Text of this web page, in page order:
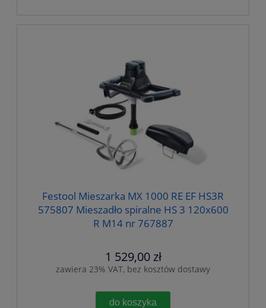
Festool Mieszarka MX 1000 RE EF HS3R
575807 Mieszadło spiralne HS 3 120x600
R M14 nr 767887
1 529,00 zł
zawiera 23% VAT, bez kosztów dostawy
do koszyka